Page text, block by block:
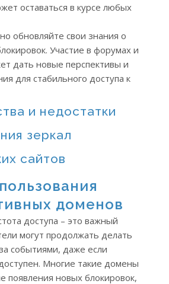
оставаться в курсе любых
обновляйте свои знания о
Участие в форумах и
дать новые перспективы и
для стабильного доступа к
и недостатки
зеркал
сайтов
доменов
доступа – это важный
могут продолжать делать
событиями, даже если
Многие такие домены
появления новых блокировок,